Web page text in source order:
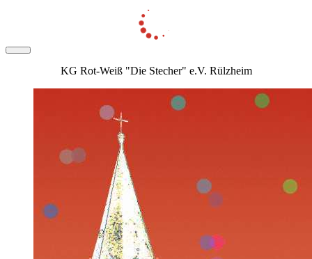
KG Rot-Weiß "Die Stecher" e.V. Rülzheim